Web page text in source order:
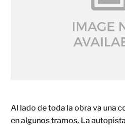
Al lado de toda la obra va una
en algunos tramos. La